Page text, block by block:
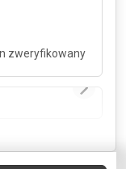
an affordable
room•
to keep the
is being
available
Line• 10–15
Park,
zweryfikowany